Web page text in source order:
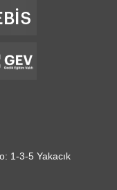
1-3-5 Yakacık